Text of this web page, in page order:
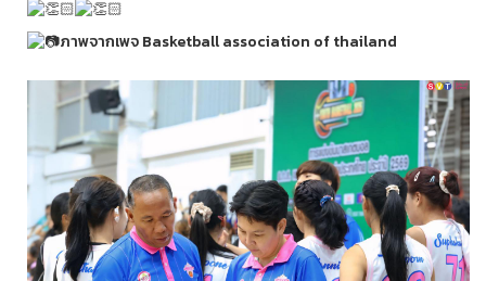
ภาพจากเพจ Basketball association of thailand